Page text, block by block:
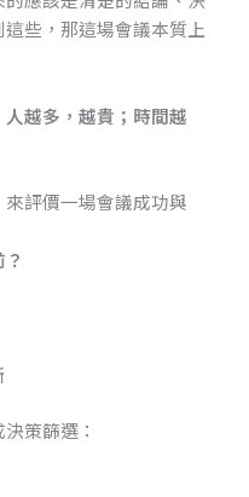
些，那這場會議本質上
人越多，越貴；時間越
評價一場會議成功與
策篩選：